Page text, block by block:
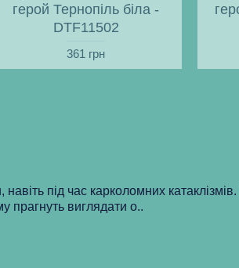
герой Тернопіль біла -
DTF11502
361 грн
під час карколомних
прагнуть виглядати о..